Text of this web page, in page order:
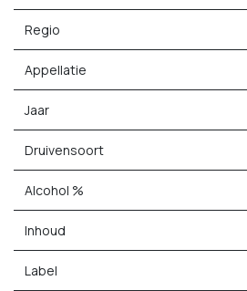
Regio
Appellatie
Jaar
Druivensoort
Alcohol %
Inhoud
Label